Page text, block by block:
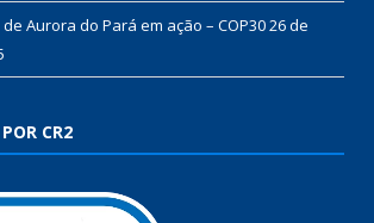
Aurora do Pará em ação – COP3026 de
CR2